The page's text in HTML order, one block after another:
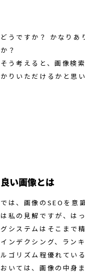
どうですか？ かなりあ
か？
そう考えると、画像検
かりいただけるかと思い
良い画像とは
では、画像のSEOを意
は私の見解ですが、は
グシステムはそこまで
インデクシング、ラン
ルゴリズム程優れてい
おいては、画像の中身